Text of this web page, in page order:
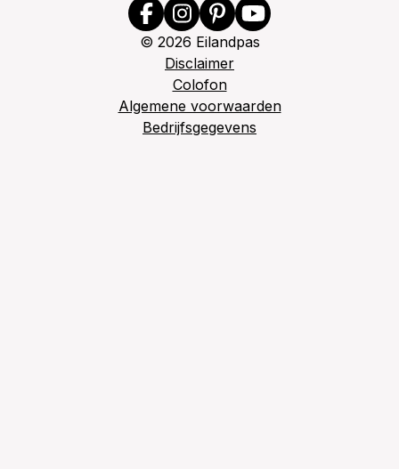
© 2026 Eilandpas
Disclaimer
Colofon
Algemene voorwaarden
Bedrijfsgegevens